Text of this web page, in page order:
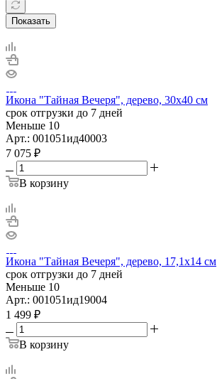
Показать
Икона "Тайная Вечеря", дерево, 30х40 см
срок отгрузки до 7 дней
Меньше 10
Арт.: 001051ид40003
7 075 ₽
В корзину
Икона "Тайная Вечеря", дерево, 17,1х14 см
срок отгрузки до 7 дней
Меньше 10
Арт.: 001051ид19004
1 499 ₽
В корзину